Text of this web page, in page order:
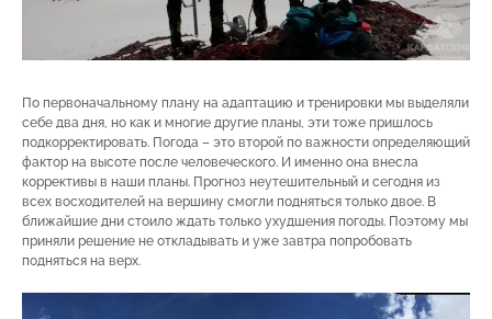
По первоначальному плану на адаптацию и тренировки мы выделяли
себе два дня, но как и многие другие планы, эти тоже пришлось
подкорректировать. Погода – это второй по важности определяющий
фактор на высоте после человеческого. И именно она внесла
коррективы в наши планы. Прогноз неутешительный и сегодня из
всех восходителей на вершину смогли подняться только двое. В
ближайшие дни стоило ждать только ухудшения погоды. Поэтому мы
приняли решение не откладывать и уже завтра попробовать
подняться на верх.